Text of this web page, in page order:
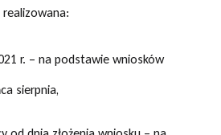
r. – na podstawie wniosków
sierpnia,